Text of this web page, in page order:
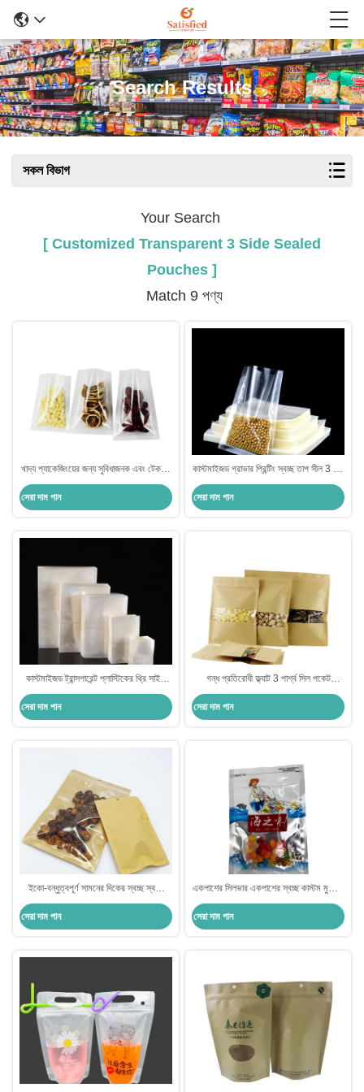
Search Results
সকল বিভাগ
Your Search
[ Customized Transparent 3 Side Sealed
Pouches ]
Match 9 পণ্য
খাদ্য প্যাকেজিংয়ের জন্য সুবিধাজনক এবং টেকসই
স্বচ্ছ 3 পাশের সিল প্যাকেট
সেরা দাম পান
কাস্টমাইজড গ্রাভার প্রিন্টিং স্বচ্ছ তাপ সীল 3 পাশ
সিলযুক্ত খাদ্য গ্রেড নমনীয় প্যাকেজিং
সেরা দাম পান
কাস্টমাইজড ট্রান্সপারেন্ট প্লাস্টিকের থ্রি সাইড
সিলড গ্রাভুর প্রিন্টিং ব্যাগ
সেরা দাম পান
গন্ধ প্রতিরোধী ফ্ল্যাট 3 পার্শ্ব সিল পকেট
পরিষ্কার উইন্ডো সঙ্গে Ziplock সঙ্গে শুকনো খাদ্য
সেরা দাম পান
ইকো-বন্ধুত্বপূর্ণ সামনের দিকের স্বচ্ছ স্বচ্ছ
উইন্ডো 3 পাশের সিল ফ্ল্যাট পকেট জিপার ব্যাক
সেরা দাম পান
একপাশের সিলভার একপাশের স্বচ্ছ কাস্টম মুদ্রিত
মাইলার ব্যাগগুলি সিপলক উইন্ডো সহ
সেরা দাম পান